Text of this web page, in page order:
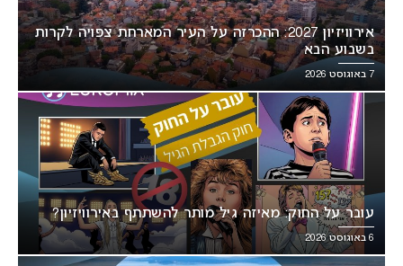
אירוויזיון 2027: ההכרזה על העיר המארחת צפויה לקרות
בשבוע הבא
7 באוגוסט 2026
עובר על החוק: מאיזה גיל מותר להשתתף באירוויזיון?
6 באוגוסט 2026